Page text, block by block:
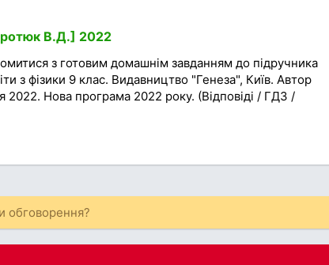
В.Д.] 2022
з готовим домашнім завданням до підручника
з фізики 9 клас. Видавництво "Генеза", Київ. Автор
2022. Нова програма 2022 року. (Відповіді / ГДЗ /
обговорення?